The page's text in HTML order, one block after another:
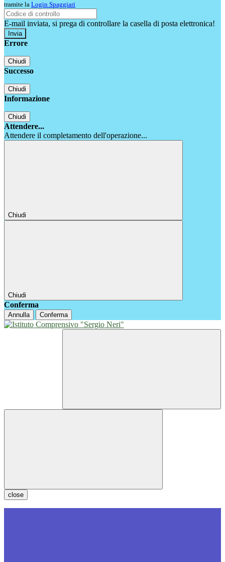
tramite la Login Spaggiari
E-mail inviata, si prega di controllare la casella di posta elettronica!
Errore
Chiudi
Successo
Chiudi
Informazione
Chiudi
Attendere...
Attendere il completamento dell'operazione...
Chiudi
Chiudi
Conferma
Annulla Conferma
close